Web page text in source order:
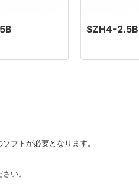
SZH4-2.5B
フトが必要となります。
い。